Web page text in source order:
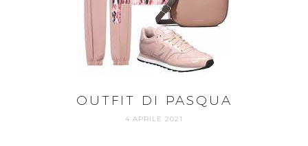
OUTFIT DI PASQUA
4 APRILE 2021